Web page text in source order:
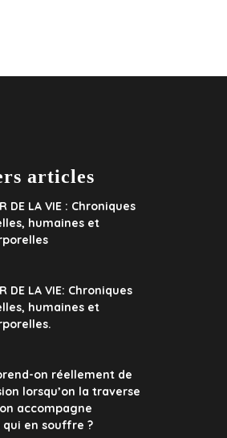
articles
DE LA VIE : Chroniques
humaines et
DE LA VIE: Chroniques
humaines et
on réellement de
lorsqu’on la traverse
accompagne
qui en souffre ?